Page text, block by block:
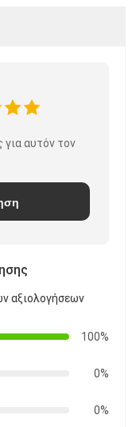
για αυτόν τον
αξιολογήσεων
100%
0%
0%